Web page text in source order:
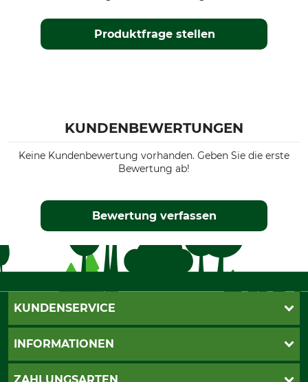
Produktfrage stellen
KUNDENBEWERTUNGEN
Keine Kundenbewertung vorhanden. Geben Sie die erste
Bewertung ab!
Bewertung verfassen
KUNDENSERVICE
Live-Shopping
INFORMATIONEN
AGB